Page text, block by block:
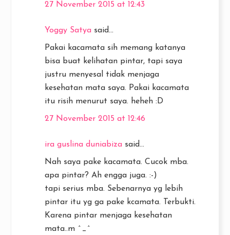
27 November 2015 at 12:43
Yoggy Satya said...
Pakai kacamata sih memang katanya
bisa buat kelihatan pintar, tapi saya
justru menyesal tidak menjaga
kesehatan mata saya. Pakai kacamata
itu risih menurut saya. heheh :D
27 November 2015 at 12:46
ira guslina duniabiza said...
Nah saya pake kacamata. Cucok mba.
apa pintar? Ah engga juga. :-)
tapi serius mba. Sebenarnya yg lebih
pintar itu yg ga pake kcamata. Terbukti.
Karena pintar menjaga kesehatan
mata..m ^_^